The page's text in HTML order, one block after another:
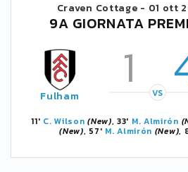
Craven Cottage - 01 ott
9A GIORNATA
Fulham 1 VS
11' C. Wilson (New), 33' M. Almirón
(New), 57' M. Almirón (New),